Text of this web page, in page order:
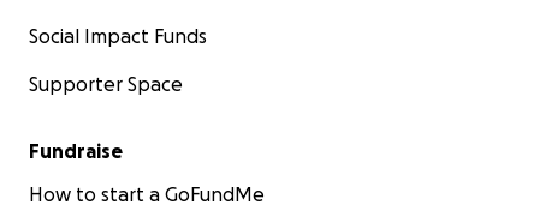
Social Impact Funds
Supporter Space
Fundraise
How to start a GoFundMe